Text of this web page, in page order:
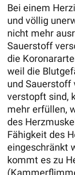
Bei einem
und völlig
nicht mehr
Sauerstoff
die
weil die
und Sauerstoff
verstopft sind,
mehr erfüllen,
des
Fähigkeit des
eingeschränkt
kommt es zu